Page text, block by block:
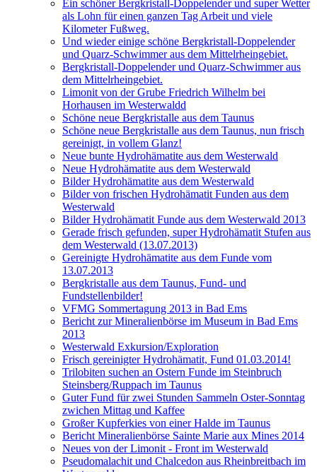
Ein schöner Bergkristall-Doppelender und super Wetter
als Lohn für einen ganzen Tag Arbeit und viele
Kilometer Fußweg.
Und wieder einige schöne Bergkristall-Doppelender
und Quarz-Schwimmer aus dem Mittelrheingebiet.
Bergkristall-Doppelender und Quarz-Schwimmer aus
dem Mittelrheingebiet.
Limonit von der Grube Friedrich Wilhelm bei
Horhausen im Westerwaldd
Schöne neue Bergkristalle aus dem Taunus
Schöne neue Bergkristalle aus dem Taunus, nun frisch
gereinigt, in vollem Glanz!
Neue bunte Hydrohämatite aus dem Westerwald
Neue Hydrohämatite aus dem Westerwald
Bilder Hydrohämatite aus dem Westerwald
Bilder von frischen Hydrohämatit Funden aus dem
Westerwald
Bilder Hydrohämatit Funde aus dem Westerwald 2013
Gerade frisch gefunden, super Hydrohämatit Stufen aus
dem Westerwald (13.07.2013)
Gereinigte Hydrohämatite aus dem Funde vom
13.07.2013
Bergkristalle aus dem Taunus, Fund- und
Fundstellenbilder!
VFMG Sommertagung 2013 in Bad Ems
Bericht zur Mineralienbörse im Museum in Bad Ems
2013
Westerwald Exkursion/Exploration
Frisch gereinigter Hydrohämatit, Fund 01.03.2014!
Trilobiten suchen an Ostern Funde im Steinbruch
Steinsberg/Ruppach im Taunus
Guter Fund für zwei Stunden Sammeln Oster-Sonntag
zwichen Mittag und Kaffee
Großer Kupferkies von einer Halde im Taunus
Bericht Mineralienbörse Sainte Marie aux Mines 2014
Neues von der Limonit - Front im Westerwald
Pseudomalachit und Chalcedon aus Rheinbreitbach im